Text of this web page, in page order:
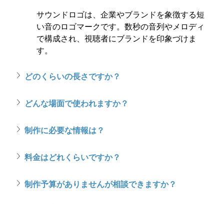
サウンドロゴは、企業やブランドを象徴する短
い音のロゴマークです。数秒の音列やメロディ
で構成され、視聴者にブランドを印象づけま
す。
どのくらいの長さですか？
どんな場面で使われますか？
制作に必要な情報は？
料金はどれくらいですか？
制作予算がありませんが相談できますか？